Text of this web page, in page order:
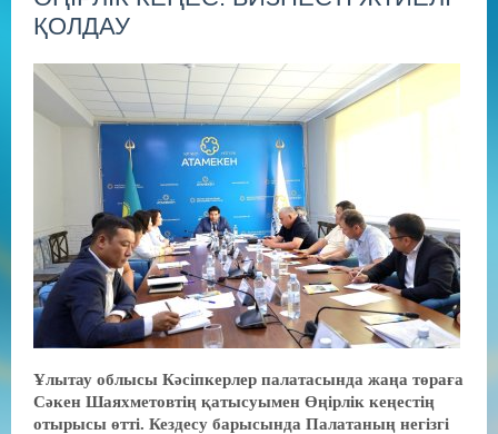
ҚОЛДАУ
Ұлытау облысы Кәсіпкерлер палатасында жаңа төраға
Сәкен Шаяхметовтің қатысуымен Өңірлік кеңестің
отырысы өтті. Кездесу барысында Палатаның негізгі